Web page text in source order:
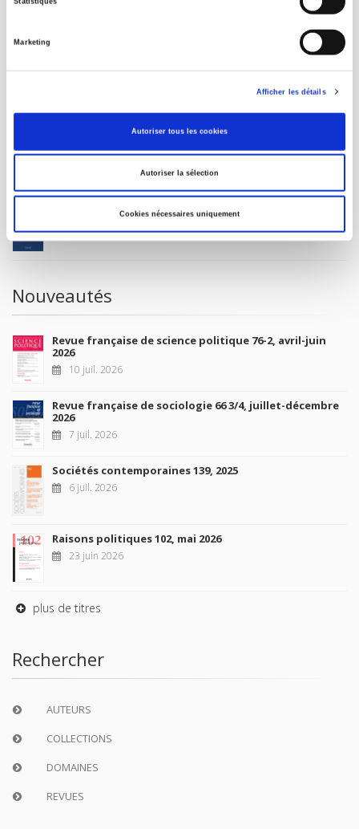
Marketing
Afficher les détails
Autoriser tous les cookies
Autoriser la sélection
Cookies nécessaires uniquement
FOREIGN RIGHTS
MON COMPTE
La France et l'Union européenne
Nouveautés
Revue française de science politique 76-2, avril-juin
2026
10 juil. 2026
Revue française de sociologie 66 3/4, juillet-décembre
2026
7 juil. 2026
Sociétés contemporaines 139, 2025
6 juil. 2026
Raisons politiques 102, mai 2026
23 juin 2026
plus de titres
Rechercher
AUTEURS
COLLECTIONS
DOMAINES
REVUES